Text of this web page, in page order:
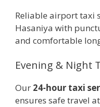
Reliable airport taxi
Hasaniya with
and comfortable
Evening & Night
Our 24-hour taxi
ensures safe travel